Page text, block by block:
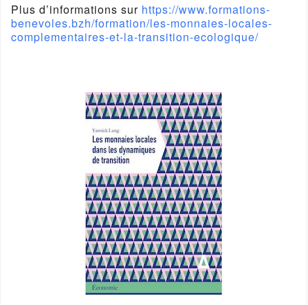
Plus d’informations sur https://www.formations-
benevoles.bzh/formation/les-monnaies-locales-
complementaires-et-la-transition-ecologique/